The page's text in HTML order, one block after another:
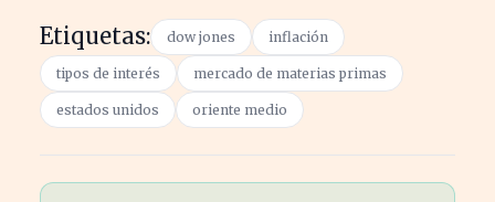
Etiquetas: dow jones inflación
tipos de interés mercado de materias primas
estados unidos oriente medio